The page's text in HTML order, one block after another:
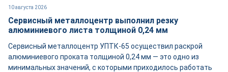
10 августа 2026
Сервисный металлоцентр выполнил резку
алюминиевого листа толщиной 0,24 мм
Сервисный металлоцентр УПТК-65 осуществил раскрой
алюминиевого проката толщиной 0,24 мм — это одно из
минимальных значений, с которыми приходилось работать